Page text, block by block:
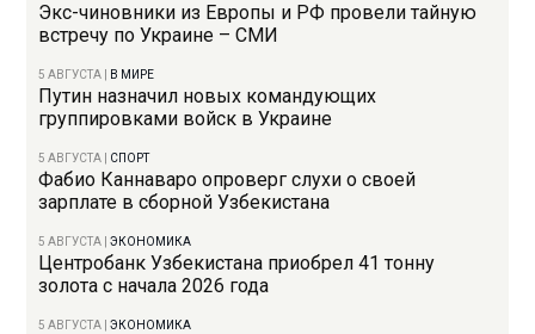
Экс-чиновники из Европы и РФ провели тайную
встречу по Украине – СМИ
5 АВГУСТА В МИРЕ
Путин назначил новых командующих
группировками войск в Украине
5 АВГУСТА СПОРТ
Фабио Каннаваро опроверг слухи о своей
зарплате в сборной Узбекистана
5 АВГУСТА |ЭКОНОМИКА
Центробанк Узбекистана приобрел 41 тонну
золота с начала 2026 года
5 АВГУСТА |ЭКОНОМИКА